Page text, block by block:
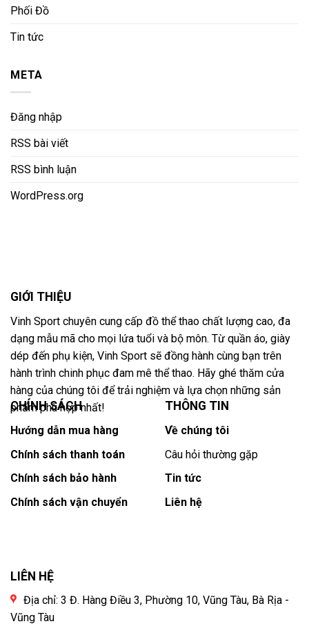
Phối Đồ
Tin tức
META
Đăng nhập
RSS bài viết
RSS bình luận
WordPress.org
GIỚI THIỆU
Vinh Sport chuyên cung cấp đồ thể thao chất lượng cao, đa
dạng mẫu mã cho mọi lứa tuổi và bộ môn. Từ quần áo, giày
dép đến phụ kiện, Vinh Sport sẽ đồng hành cùng bạn trên
hành trình chinh phục đam mê thể thao. Hãy ghé thăm cửa
hàng của chúng tôi để trải nghiệm và lựa chọn những sản
phẩm phù hợp nhất!
CHÍNH SÁCH
Hướng dẫn mua hàng
Chính sách thanh toán
Chính sách bảo hành
Chính sách vận chuyển
THÔNG TIN
Về chúng tôi
Câu hỏi thường gặp
Tin tức
Liên hệ
LIÊN HỆ
Địa chỉ: 3 Đ. Hàng Điều 3, Phường 10, Vũng Tàu, Bà Rịa -
Vũng Tàu